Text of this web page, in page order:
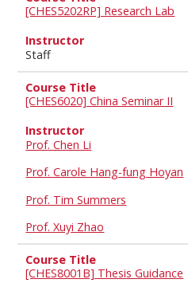
[CHES5202RP] Research Lab
Staff
[CHES6020] China Seminar II
Prof. Chen Li
Prof. Carole Hang-fung Hoyan
Prof. Tim Summers
Prof. Xuyi Zhao
[CHES8001B] Thesis Guidance